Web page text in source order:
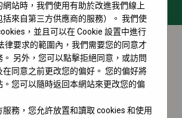
網站時，我們使用有助於改進我們線上
括來自第三方供應商的服務）。 我們使
，並且可以在 Cookie 設置中進行
律要求的範圍內，我們需要您的同意才
另外，您可以點擊拒絕同意，或訪問
在同意之前更改您的偏好。 您的偏好將
。您可以隨時返回本網站來更改您的偏
務，您允許放置和讀取 cookies 和使用